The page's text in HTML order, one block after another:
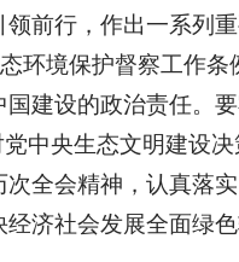
前行，作出一系列
环境保护督察工作条
建设的政治责任。
中央生态文明建设
全会精神，认真落
济社会发展全面绿